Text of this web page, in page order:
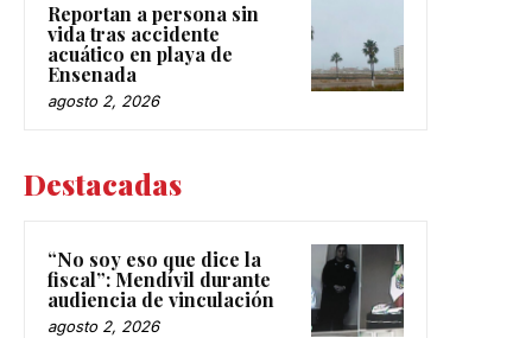
Reportan a persona sin
vida tras accidente
acuático en playa de
Ensenada
agosto 2, 2026
Destacadas
“No soy eso que dice la
fiscal”: Mendívil durante
audiencia de vinculación
agosto 2, 2026